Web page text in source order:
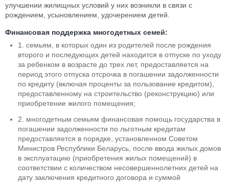
улучшении жилищных условий у них возникли в связи с
рождением, усыновлением, удочерением детей.
Финансовая поддержка многодетных семей:
1. семьям, в которых один из родителей после рождения
второго и последующих детей находится в отпуске по уходу
за ребенком в возрасте до трех лет, предоставляется на
период этого отпуска отсрочка в погашении задолженности
по кредиту (включая проценты за пользование кредитом),
предоставленному на строительство (реконструкцию) или
приобретение жилого помещения;
2. многодетным семьям финансовая помощь государства в
погашении задолженности по льготным кредитам
предоставляется в порядке, установленном Советом
Министров Республики Беларусь, после ввода жилых домов
в эксплуатацию (приобретения жилых помещений) в
соответствии с количеством несовершеннолетних детей на
дату заключения кредитного договора и суммой